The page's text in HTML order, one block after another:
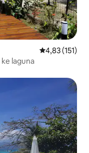
Nilai rata-rata
4,83 (151)
laguna